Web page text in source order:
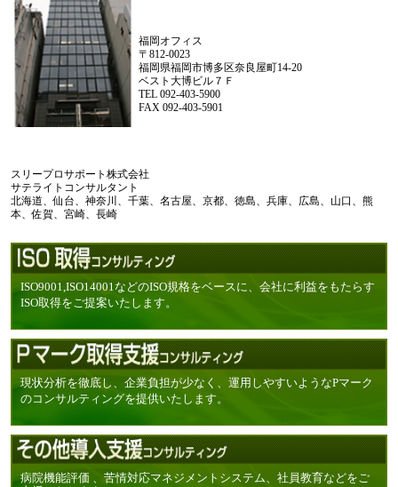
福岡オフィス
〒812-0023
福岡県福岡市博多区奈良屋町14-20
ベスト大博ビル７Ｆ
TEL 092-403-5900
FAX 092-403-5901
スリープロサポート株式会社
サテライトコンサルタント
北海道、仙台、神奈川、千葉、名古屋、京都、徳島、兵庫、広島、山口、熊
本、佐賀、宮崎、長崎
ISO9001,ISO14001などのISO規格をベースに、会社に利益をもたらす
ISO取得をご提案いたします。
現状分析を徹底し、企業負担が少なく、運用しやすいようなPマーク
のコンサルティングを提供いたします。
病院機能評価 、苦情対応マネジメントシステム、社員教育などをご